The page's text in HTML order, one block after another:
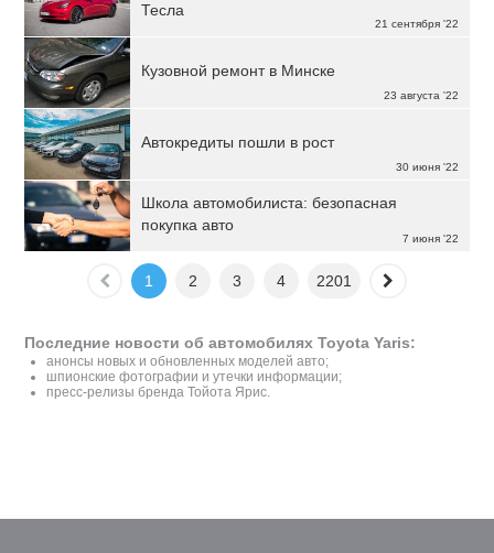
21 сентября '22
Тесла
23 августа '22
Кузовной ремонт в Минске
30 июня '22
Автокредиты пошли в рост
7 июня '22
Школа автомобилиста: безопасная
покупка авто
1 2 3 4 2201
Последние новости об автомобилях Toyota Yaris:
анонсы новых и обновленных моделей авто;
шпионские фотографии и утечки информации;
пресс-релизы бренда Тойота Ярис.